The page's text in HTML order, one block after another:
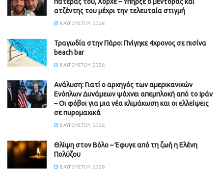
ατζέντης του μέχρι την τελευταία στιγμή
8 ΑΥΓΟΎΣΤΟΥ, 2026
Τραγωδία στην Πάρο: Πνίγηκε 4χρονος σε πισίνα
beach bar
8 ΑΥΓΟΎΣΤΟΥ, 2026
Ανάλυση: Γιατί ο αρχηγός των αμερικανικών
Ενόπλων Δυνάμεων ψάχνει απεμπλοκή από το Ιράν
– Οι φόβοι για μια νέα κλιμάκωση και οι ελλείψεις
σε πυρομαχικά
8 ΑΥΓΟΎΣΤΟΥ, 2026
Θλίψη στον Βόλο – Έφυγε από τη ζωή η Ελένη
Πολύζου
8 ΑΥΓΟΎΣΤΟΥ, 2026